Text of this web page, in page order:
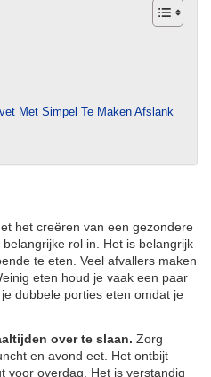
Met Simpel Te Maken Afslank
het creëren van een gezondere
rol in. Het is belangrijk
te eten. Veel afvallers maken
eten houd je vaak een paar
dubbele porties eten omdat je
over te slaan. Zorg
en avond eet. Het ontbijt
voor overdag. Het is verstandig